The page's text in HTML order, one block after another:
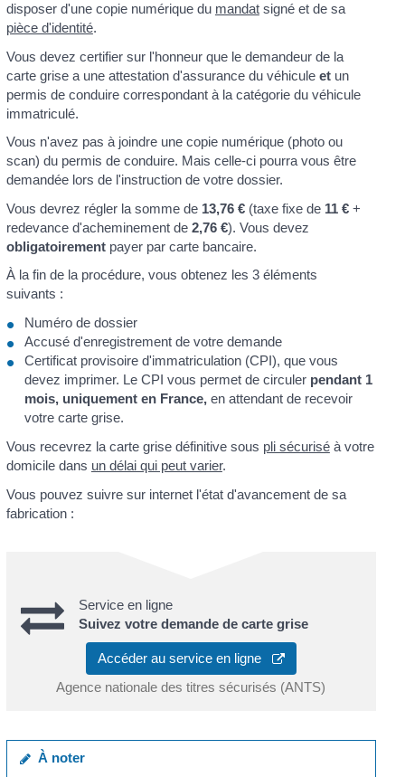
disposer d'une copie numérique du mandatsigné et de sa
pièce d'identité.
Vous devez certifier sur l'honneur que le demandeur de la
carte grise a une attestation d'assurance du véhicule etun
permis de conduire correspondant à la catégorie du véhicule
immatriculé.
Vous n'avez pas à joindre une copie numérique (photo ou
scan) du permis de conduire. Mais celle-ci pourra vous être
demandée lors de l'instruction de votre dossier.
Vous devrez régler la somme de 13,76 €(taxe fixe de 11 €+
redevance d'acheminement de 2,76 €). Vous devez
obligatoirementpayer par carte bancaire.
À la fin de la procédure, vous obtenez les 3 éléments
suivants :
Numéro de dossier
Accusé d'enregistrement de votre demande
Certificat provisoire d'immatriculation (CPI), que vous
devez imprimer. Le CPI vous permet de circuler pendant 1
mois, uniquement en France,en attendant de recevoir
votre carte grise.
Vous recevrez la carte grise définitive sous pli sécuriséà votre
domicile dans un délai qui peut varier.
Vous pouvez suivre sur internet l'état d'avancement de sa
fabrication :
Service en ligne
Suivez votre demande de carte grise
Accéder au service en ligne
Agence nationale des titres sécurisés (ANTS)
À noter